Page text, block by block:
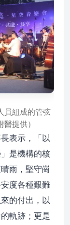
員組成的管弦
提供）
表示，「以
是機構的核
雨，堅守崗
度各種艱難
的付出，以
軌跡；更是